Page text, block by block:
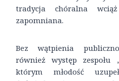
tradycja chóralna
zapomniana.
Bez wątpienia
również występ zespołu
którym młodość